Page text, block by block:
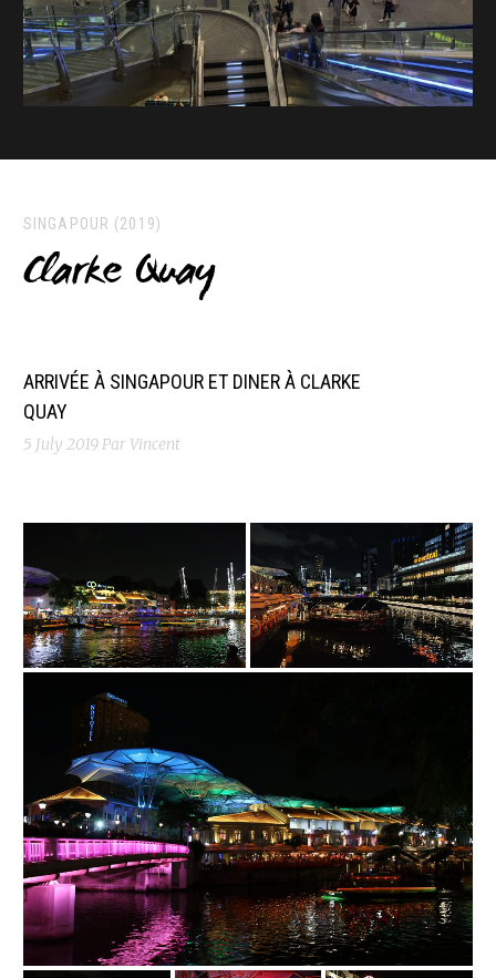
SINGAPOUR (2019)
Clarke Quay
ARRIVÉE À SINGAPOUR ET DINER À CLARKE
QUAY
5 July 2019Par Vincent